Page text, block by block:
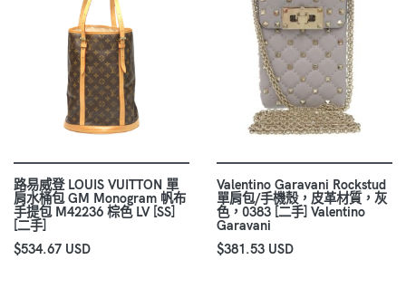
路易威登 LOUIS VUITTON 單
肩水桶包 GM Monogram 帆布
手提包 M42236 棕色 LV [SS]
[二手]
$534.67 USD
Valentino Garavani Rockstud
單肩包/手機殼，皮革材質，灰
色，0383 [二手] Valentino
Garavani
$381.53 USD